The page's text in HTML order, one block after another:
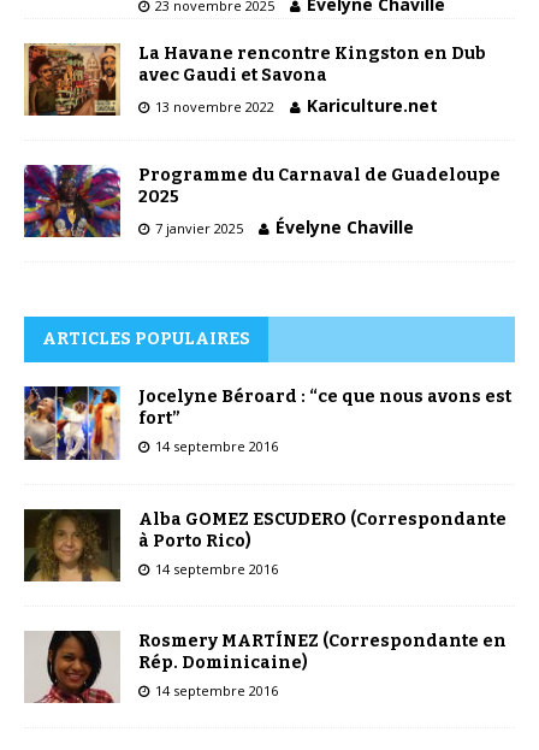
23 novembre 2025
La Havane rencontre Kingston en Dub
avec Gaudi et Savona
13 novembre 2022 Kariculture.net
Programme du Carnaval de Guadeloupe
2025
7 janvier 2025 Évelyne Chaville
ARTICLES POPULAIRES
Jocelyne Béroard : “ce que nous avons est
fort”
14 septembre 2016
Alba GOMEZ ESCUDERO (Correspondante
à Porto Rico)
14 septembre 2016
Rosmery MARTÍNEZ (Correspondante en
Rép. Dominicaine)
14 septembre 2016